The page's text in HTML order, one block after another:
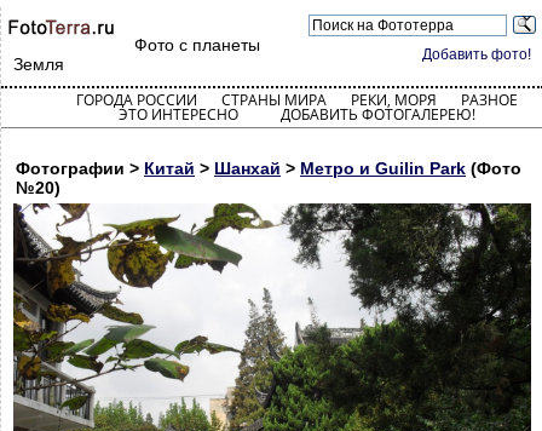
Добавить фото!
Фото с планеты
Земля
ГОРОДА РОССИИ СТРАНЫ МИРА РЕКИ, МОРЯ РАЗНОЕ
ЭТО ИНТЕРЕСНО ДОБАВИТЬ ФОТОГАЛЕРЕЮ!
Фотографии > Китай > Шанхай > Метро и Guilin Park (Фото
№20)